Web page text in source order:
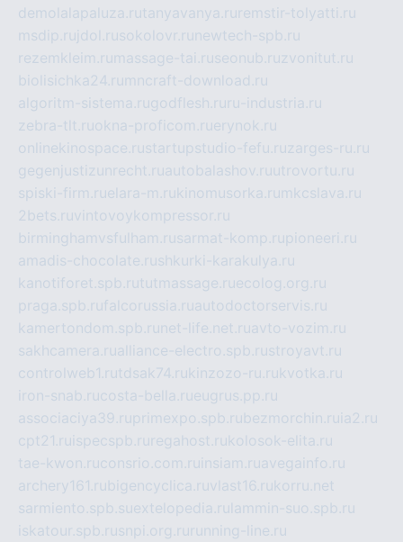
demolalapaluza.rutanyavanya.ru remstir-tolyatti.ru
msdip.ru jdol.rusokolovr.ru newtech-spb.ru
rezemkleim.ru massage-tai.ruseonub.ruzvonitut.ru
biolisichka24.ru mncraft-download.ru
algoritm-sistema.rugodflesh.ru ru-industria.ru
zebra-tlt.ruokna-proficom.ruerynok.ru
onlinekinospace.rustartupstudio-fefu.ruzarges-ru.ru
gegenjustizunrecht.ruautobalashov.ruutrovortu.ru
spiski-firm.ruelara-m.rukinomusorka.ru mkcslava.ru
2bets.ruvintovoykompressor.ru
birminghamvsfulham.rusarmat-komp.rupioneeri.ru
amadis-chocolate.rushkurki-karakulya.ru
kanotiforet.spb.rututmassage.ruecolog.org.ru
praga.spb.rufalcorussia.ruautodoctorservis.ru
kamertondom.spb.ru net-life.net.ruavto-vozim.ru
sakhcamera.rualliance-electro.spb.rustroyavt.ru
controlweb1.rutdsak74.rukinzozo-ru.rukvotka.ru
iron-snab.rucosta-bella.rueugrus.pp.ru
associaciya39.ruprimexpo.spb.rubezmorchin.ru ia2.ru
cpt21.ru ispecspb.ru regahost.rukolosok-elita.ru
tae-kwon.ruconsrio.com.ru insiam.ruavegainfo.ru
archery161.rubigencyclica.ruvlast16.rukorru.net
sarmiento.spb.suextelopedia.ru lammin-suo.spb.ru
iskatour.spb.rusnpi.org.ru running-line.ru